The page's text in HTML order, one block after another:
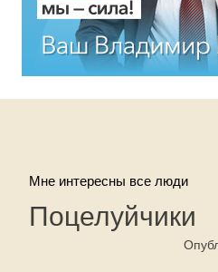
Мне интересны все люди
Поцелуйчики